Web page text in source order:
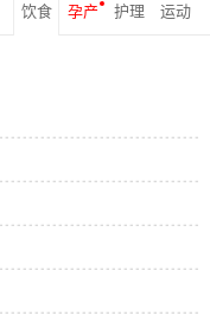
饮食 孕产 护理 运动